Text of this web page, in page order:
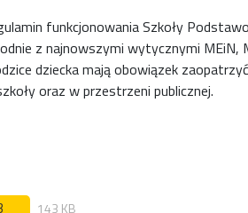
funkcjonowania Szkoły
z najnowszymi wytycznymi MEiN,
dziecka mają obowiązek
oraz w przestrzeni publicznej.
143 KB